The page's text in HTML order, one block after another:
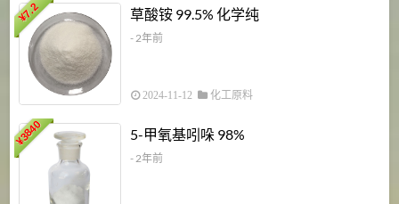
¥
7.2 草酸铵 99.5% 化学纯
- 2年前
2024-11-12 化工原料
¥
3840 5-甲氧基吲哚 98%
- 2年前